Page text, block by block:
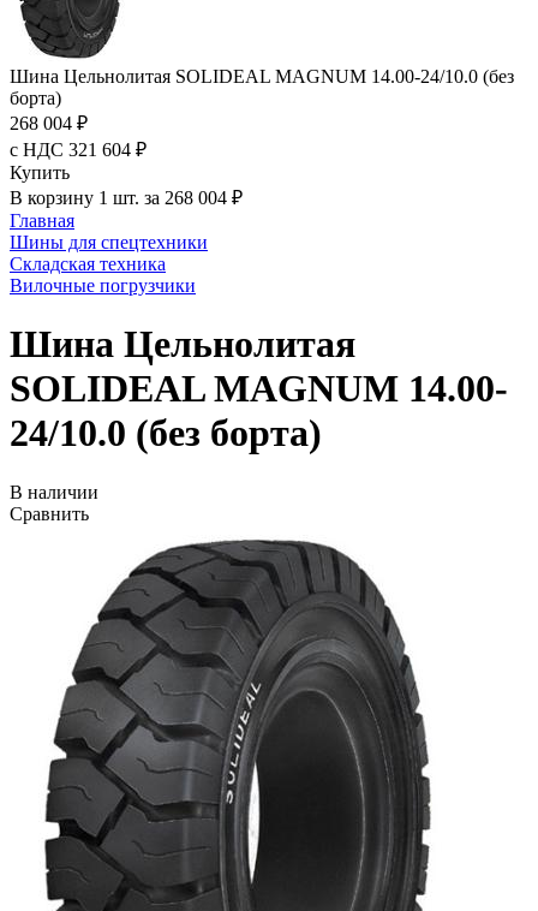
Шина Цельнолитая SOLIDEAL MAGNUM 14.00-24/10.0 (без
борта)
268 004 ₽
с НДС 321 604 ₽
Купить
В корзину 1 шт. за 268 004 ₽
Главная
Шины для спецтехники
Складская техника
Вилочные погрузчики
Шина Цельнолитая
SOLIDEAL MAGNUM 14.00-
24/10.0 (без борта)
В наличии
Сравнить